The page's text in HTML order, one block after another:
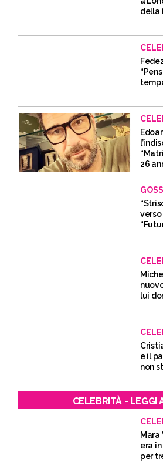
della
26
verso
lui
e il
non
CELEBRITÀ - LEGGI
Mara
era
per